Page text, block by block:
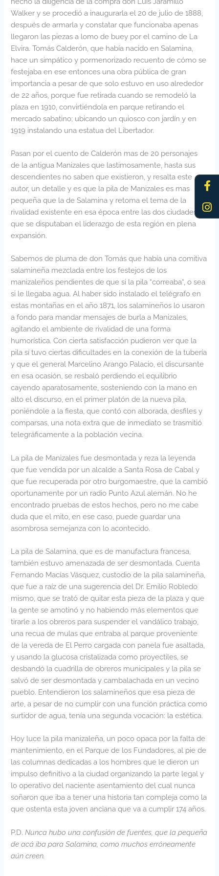
f
Walker y se procedió a inaugurarla el 20 de julio de 1888,
después de armarla y constatar que funcionaba apenas
llegaron las piezas a lomo de buey por el camino de La
Elvira. Tomás Calderón, que había nacido en Salamina,
hace un simpático y pormenorizado recuento de cómo se
festejaba en ese entonces una obra pública de gran
importancia a pesar de que solo estuvo en uso alrededor
de 22 años, porque fue retirada cuando se remodeló la
plaza en 1910, convirtiéndola en parque retirando el
mercado sabatino; ubicando un quiosco con jardín y en
1919 instalando una estatua del Libertador.
Pasan por el cuento de Calderón mas de 20 personajes
de la antigua Manizales que lastimosamente, hasta sus
descendientes no saben que existieron, y resalta este
autor, un detalle y es que la pila de Manizales es mas
pequeña que la de Salamina y retoma el tema de la
rivalidad existente en esa época entre las dos ciudades
que se disputaban el liderazgo de esta región en plena
expansión.
Sabemos de pluma de don Tomás que había una comitiva
salamineña mezclada entre los festejos de los
manizaleños pendientes de que si la pila “correaba“, o sea
si le llegaba agua. Al haber sido instalado el telégrafo en
estas montañas en el año 1871, los salamineños lo usaron
a fondo para mandar mensajes de burla a Manizales,
agitando el ambiente de rivalidad de una forma
humorística. Con cierta satisfacción pudieron ver que la
pila sí tuvo ciertas dificultades en la conexión de la tubería
y que el general Marcelino Arango Palacio, el discursante
en esa ocasión, se resbaló perdiendo el equilibrio
cayendo aparatosamente, sosteniendo con la mano en
alto el discurso, en el primer platón de la nueva pila,
poniéndole a la fiesta, que contó con alborada, desfiles y
comparsas, una nota extra que de inmediato se trasmitió
telegráficamente a la población vecina.
La pila de Manizales fue desmontada y reza la leyenda
que fue vendida por un alcalde a Santa Rosa de Cabal y
que fue recuperada por otro burgomaestre, que la cambió
oportunamente por un radio Punto Azul alemán. No he
encontrado pruebas de estos hechos, pero no me cabe
duda que el mito, en ese caso, puede guardar una
asombrosa semejanza con lo acontecido.
La pila de Salamina, que es de manufactura francesa,
también estuvo amenazada de ser desmontada. Cuenta
Fernando Macías Vásquez, custodio de la pila salamineña,
que fue a raíz de una sugerencia del Dr. Emilio Robledo
mismo, que se trató de quitar esta pieza de la plaza y que
la gente se amotinó y no habiendo más elementos que
tirarle a los obreros para suspender el vandálico trabajo,
una recua de mulas que entraba al parque proveniente
de la vereda de El Perro cargada con panela fue asaltada,
y usando la glucosa cristalizada como proyectiles, se
desbandó la cuadrilla de obreros municipales y la pila se
salvó de ser desmontada y cambalachada en un vecino
pueblo. Entendieron los salamineños que esa pieza de
arte, a pesar de no cumplir con una función práctica como
surtidor de agua, tenía una segunda vocación: la estética.
Hoy luce la pila manizaleña, un poco opaca por la falta de
mantenimiento, en el Parque de los Fundadores, al pie de
las columnas dedicadas a los hombres que le dieron un
impulso definitivo a la ciudad organizando la parte legal y
lo operativo del naciente asentamiento del cual nunca
soñaron que iba a tener una historia tan compleja como la
que ostenta esta joven anciana que va a cumplir 174 años.
P.D.Nunca hubo una confusión de fuentes, que la pequeña
de acá iba para Salamina, como muchos erróneamente
aún creen.